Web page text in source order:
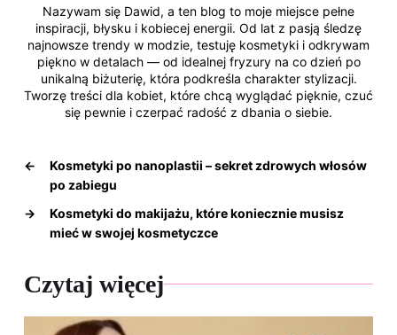
Nazywam się Dawid, a ten blog to moje miejsce pełne
inspiracji, błysku i kobiecej energii. Od lat z pasją śledzę
najnowsze trendy w modzie, testuję kosmetyki i odkrywam
piękno w detalach — od idealnej fryzury na co dzień po
unikalną biżuterię, która podkreśla charakter stylizacji.
Tworzę treści dla kobiet, które chcą wyglądać pięknie, czuć
się pewnie i czerpać radość z dbania o siebie.
←
Kosmetyki po nanoplastii – sekret zdrowych włosów
po zabiegu
→
Kosmetyki do makijażu, które koniecznie musisz
mieć w swojej kosmetyczce
Czytaj więcej